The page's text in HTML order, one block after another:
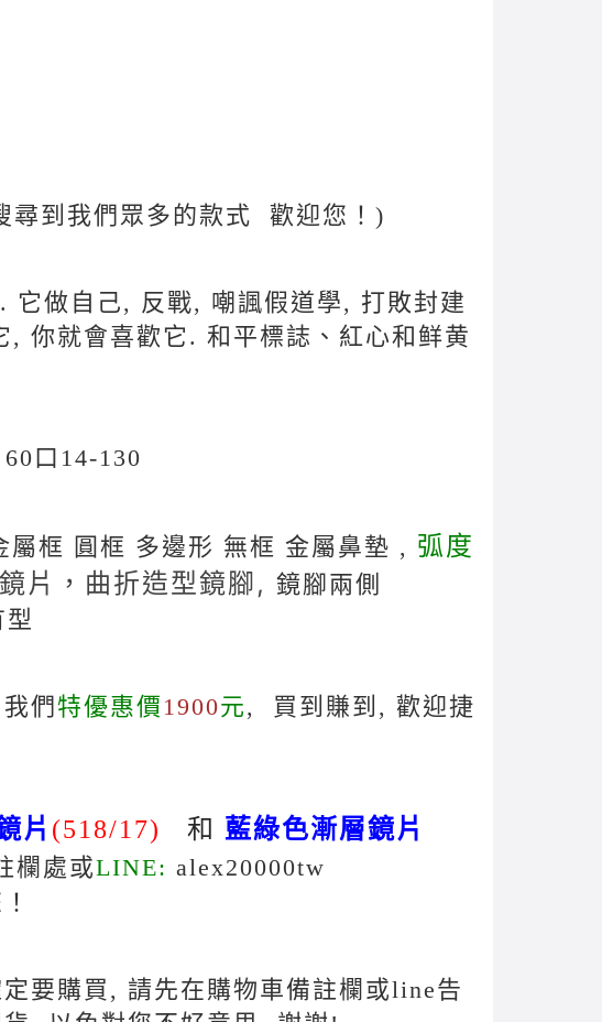
到我們眾多的款式 歡迎您！)
做自己, 反戰, 嘲諷假道學, 打敗封建
你就會喜歡它. 和平標誌、紅心和鲜黄
60口14-130
框 圓框 多邊形 無框 金屬鼻墊 , 弧度
片 ，曲折造型鏡腳, 鏡腳兩側
們 特優惠價 1900元, 買到賺到, 歡迎捷
片 (518/17) 和 藍綠色漸層鏡片
欄處或LINE: alex20000tw
要購買, 請先在購物車備註欄或line告